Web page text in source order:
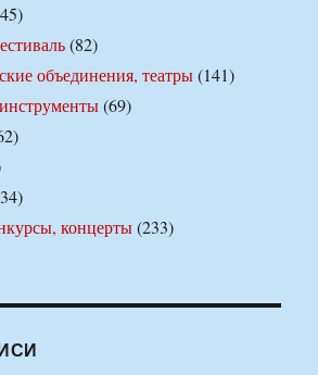
(82)
объединения, театры(141)
(69)
концерты(233)